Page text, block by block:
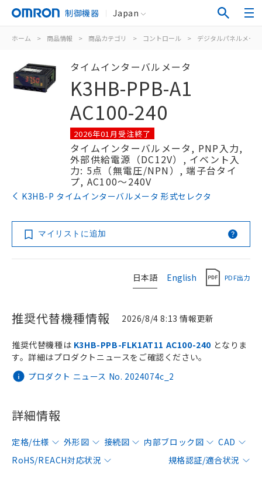
制御機器 Japan
ホーム > 商品情報 > 商品カテゴリ > コントロール > デジタルパネルメータ
タイムインターバルメータ
K3HB-PPB-A1
AC100-240
2026年01月受注終了
タイムインターバルメータ, PNP入力,
外部供給電源（DC12V）, イベント入
力: 5点（無電圧/NPN）, 端子台タイ
プ, AC100～240V
K3HB-P タイムインターバルメータ 形式セレクタ
マイリストに追加
日本語 English PDF出力
推奨代替機種情報 2026/8/4 8:13 情報更新
プロダクト ニュース No. 2024074c_2
推奨代替機種は K3HB-PPB-FLK1AT11 AC100-240 となりま
す。詳細はプロダクトニュースをご確認ください。
詳細情報
定格/仕様 外形図 接続図 内部ブロック図
CAD
RoHS/REACH対応状況
規格認証/適合状況